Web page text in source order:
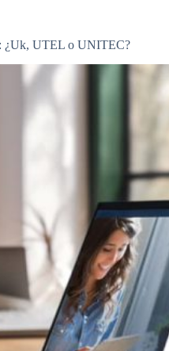
¿Uk, UTEL o UNITEC?